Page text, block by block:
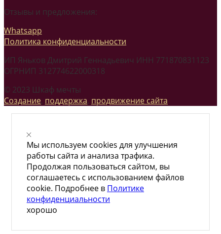
Отзывы и предложения:
Whatsapp
Политика конфиденциальности
ИП Яньков Дмитрий Геннадьевич ИНН 771870831123
ОГРНИП 312774622000318
© 2023 Шкаф мечты
Создание, поддержка, продвижение сайта
Мы используем cookies для улучшения
работы сайта и анализа трафика.
Продолжая пользоваться сайтом, вы
соглашаетесь с использованием файлов
cookie. Подробнее в Политике
конфиденциальности
хорошо